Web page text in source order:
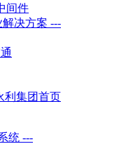
间件
解决方案 ---
利集团首页
统 ---